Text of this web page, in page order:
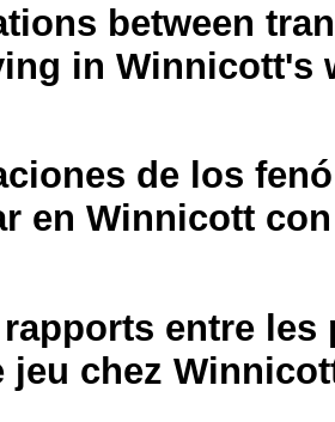
between
in Winnicott's
de los
en Winnicott
entre
jeu chez